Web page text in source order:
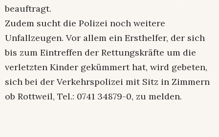
beauftragt.
Zudem sucht die Polizei noch weitere
Unfallzeugen. Vor allem ein Ersthelfer, der sich
bis zum Eintreffen der Rettungskräfte um die
verletzten Kinder gekümmert hat, wird gebeten,
sich bei der Verkehrspolizei mit Sitz in Zimmern
ob Rottweil, Tel.: 0741 34879-0, zu melden.